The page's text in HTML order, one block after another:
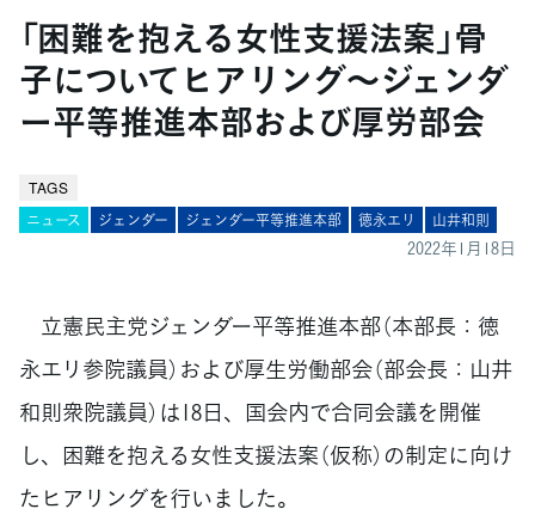
「困難を抱える女性支援法案」骨
子についてヒアリング～ジェンダ
ー平等推進本部および厚労部会
TAGS
ニュース ジェンダー ジェンダー平等推進本部 徳永エリ 山井和則
2022年1月18日
立憲民主党ジェンダー平等推進本部（本部長：徳
永エリ参院議員）および厚生労働部会（部会長：山井
和則衆院議員）は18日、国会内で合同会議を開催
し、困難を抱える女性支援法案（仮称）の制定に向け
たヒアリングを行いました。